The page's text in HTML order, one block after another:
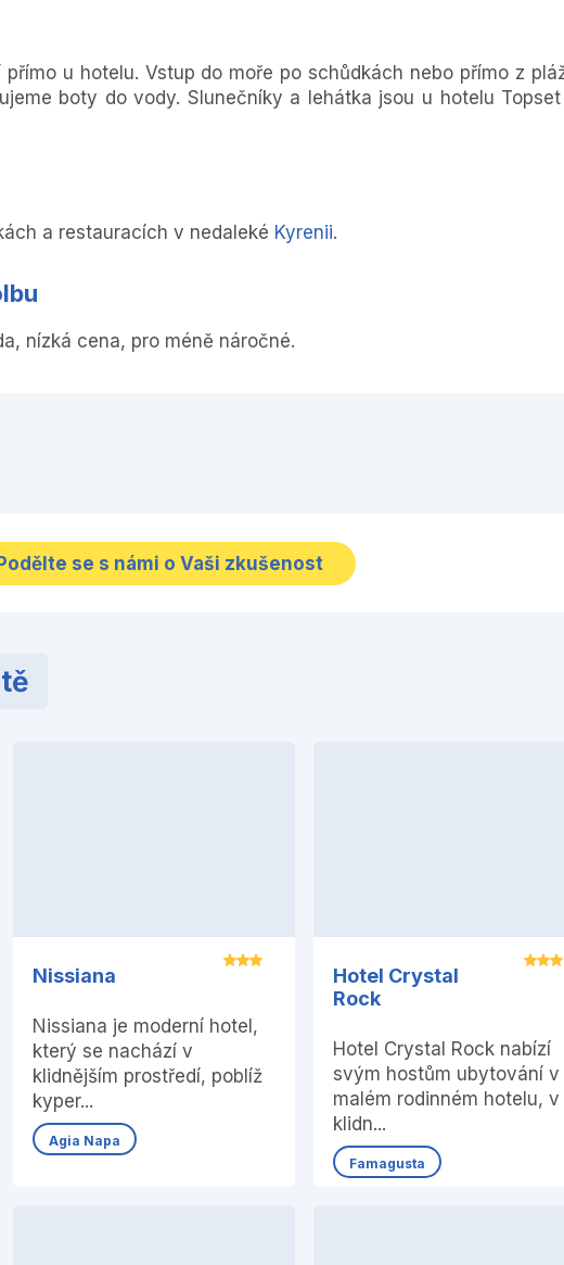
u hotelu. Vstup do moře po schůdkách nebo přímo z
boty do vody. Slunečníky a lehátka jsou u hotelu
a restauracích v nedaleké Kyrenii.
nízká cena, pro méně náročné.
se s námi o Vaši zkušenost
Nissiana
Nissiana je moderní hotel,
který se nachází v
klidnějším prostředí, poblíž
kyper...
Agia Napa
Hotel Crystal
Rock
Hotel Crystal Rock nabízí
svým hostům ubytování v
malém rodinném hotelu, v
klidn...
Famagusta